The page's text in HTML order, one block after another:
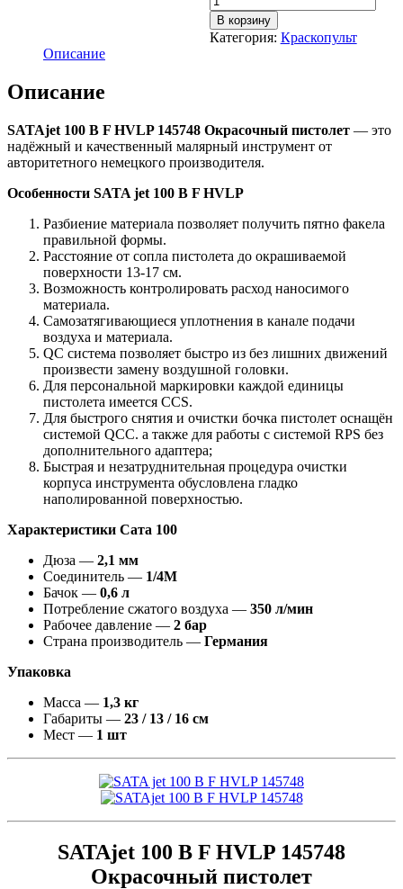
В корзину
Категория: Краскопульт
Описание
Описание
SATAjet 100 B F HVLP 145748 Окрасочный пистолет — это
надёжный и качественный малярный инструмент от
авторитетного немецкого производителя.
Особенности SATA jet 100 B F HVLP
Разбиение материала позволяет получить пятно факела
правильной формы.
Расстояние от сопла пистолета до окрашиваемой
поверхности 13-17 см.
Возможность контролировать расход наносимого
материала.
Самозатягивающиеся уплотнения в канале подачи
воздуха и материала.
QC система позволяет быстро из без лишних движений
произвести замену воздушной головки.
Для персональной маркировки каждой единицы
пистолета имеется CCS.
Для быстрого снятия и очистки бочка пистолет оснащён
системой QCC. а также для работы с системой RPS без
дополнительного адаптера;
Быстрая и незатруднительная процедура очистки
корпуса инструмента обусловлена гладко
наполированной поверхностью.
Характеристики Сата 100
Дюза — 2,1 мм
Соединитель — 1/4М
Бачок — 0,6 л
Потребление сжатого воздуха — 350 л/мин
Рабочее давление — 2 бар
Страна производитель — Германия
Упаковка
Масса — 1,3 кг
Габариты — 23 / 13 / 16 см
Мест — 1 шт
SATAjet 100 B F HVLP 145748
Окрасочный пистолет